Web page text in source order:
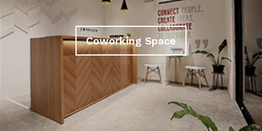
Coworking Space